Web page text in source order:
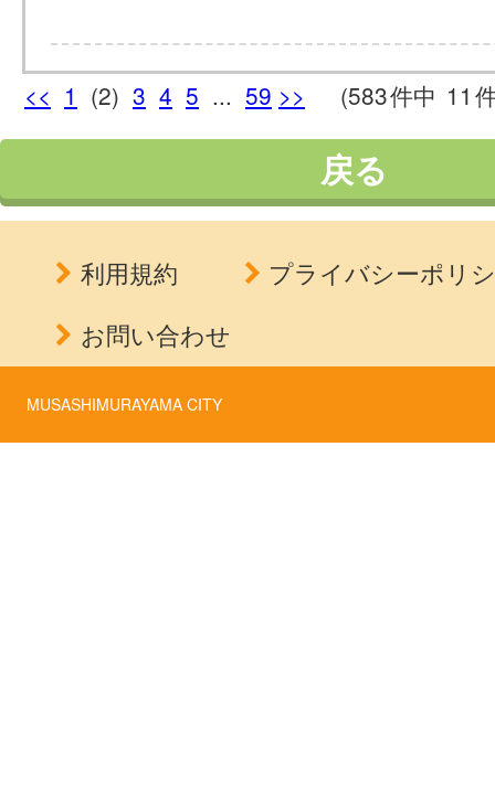
<< 1 (2) 3 4 5 ... 59 >> (583件中 11
戻る
利用規約
プライバシーポリ
お問い合わせ
MUSASHIMURAYAMA CITY